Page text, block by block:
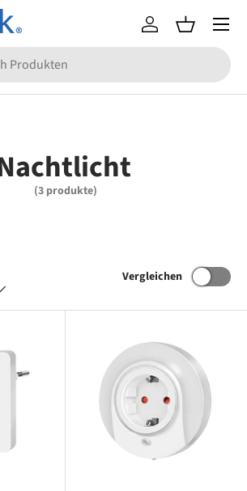
Einloggen
Menü
(3 produkte)
Vergleichen